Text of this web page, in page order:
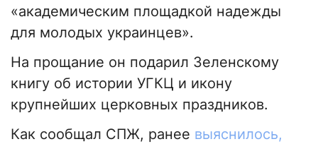
«академическим площадкой надежды
для молодых украинцев».
На прощание он подарил Зеленскому
книгу об истории УГКЦ и икону
крупнейших церковных праздников.
Как сообщал СПЖ, ранее выяснилось,